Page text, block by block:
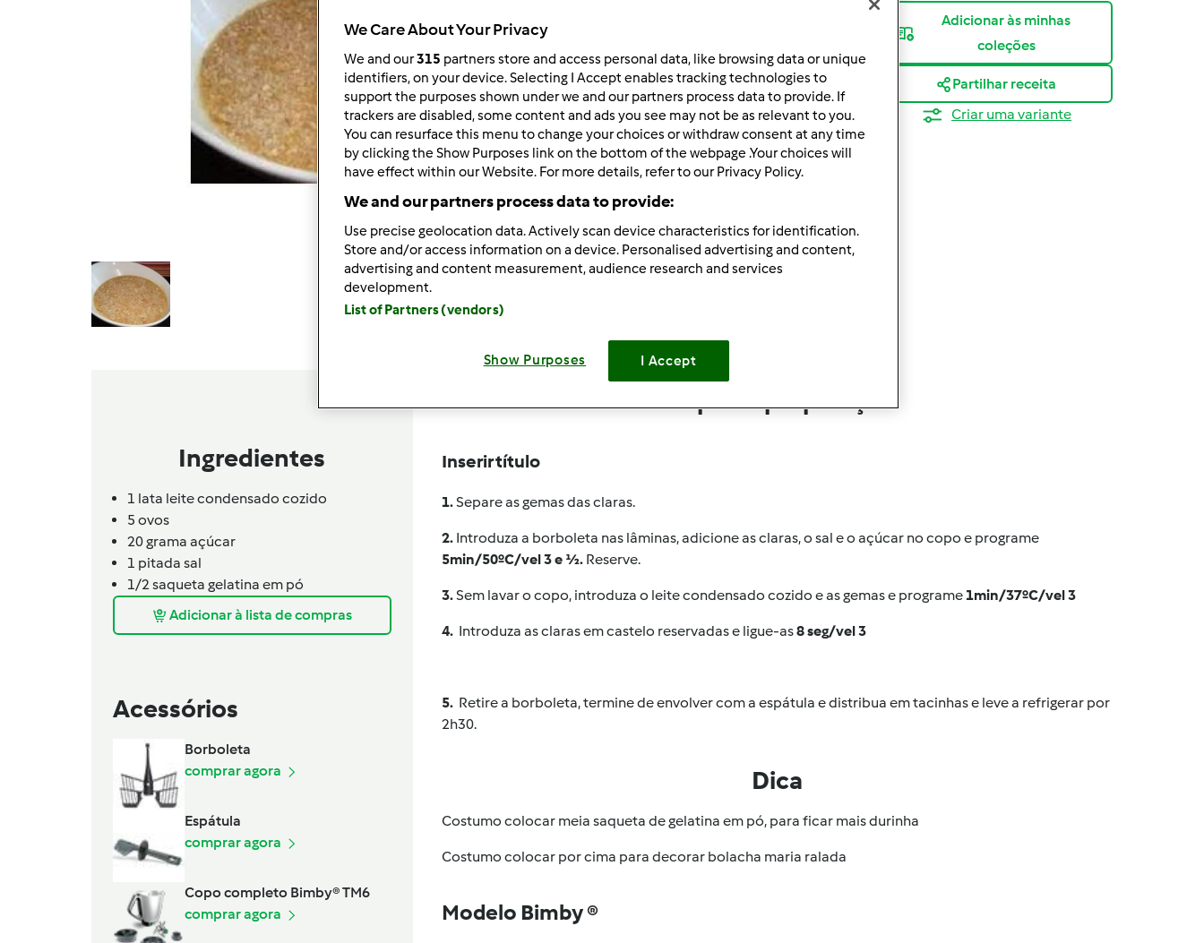
dose/s
Fácil
Adicionar às minhas
coleções
Partilhar receita
Criar uma variante
Ingredientes
1 lata leite condensado cozido
5 ovos
20grama açúcar
1 pitada sal
1/2 saqueta gelatina em pó
Adicionar à lista de compras
Acessórios
Borboleta
comprar agora
Espátula
comprar agora
Copo completo Bimby® TM6
comprar agora
Etapa de preparação
Inserir título
1.Separe as gemas das claras.
2. Introduza a borboleta nas lâminas, adicione as claras, o sal e o açúcar no copo e programe
5min/50ºC/vel 3 e ½.Reserve.
3.Sem lavar o copo, introduza o leite condensado cozido e as gemas e programe 1min/37ºC/vel 3
4. Introduza as claras em castelo reservadas e ligue-as8 seg/vel 3
5.Retire a borboleta, termine de envolver com a espátula e distribua em tacinhas e leve a refrigerar por
2h30.
Dica
Costumo colocar meia saqueta de gelatina em pó, para ficar mais durinha
Costumo colocar por cima para decorar bolacha maria ralada
Modelo Bimby ®
We Care About Your Privacy
We and our315 partners store and access personal data, like browsing data or unique
identifiers, on your device. Selecting I Accept enables tracking technologies to
support the purposes shown under we and our partners process data to provide. If
trackers are disabled, some content and ads you see may not be as relevant to you.
You can resurface this menu to change your choices or withdraw consent at any time
by clicking the Show Purposes link on the bottom of the webpage .Your choices will
have effect within our Website. For more details, refer to our Privacy Policy.
We and our partners process data to provide:
Use precise geolocation data. Actively scan device characteristics for identification.
Store and/or access information on a device. Personalised advertising and content,
advertising and content measurement, audience research and services
development.
List of Partners (vendors)
Show Purposes I Accept